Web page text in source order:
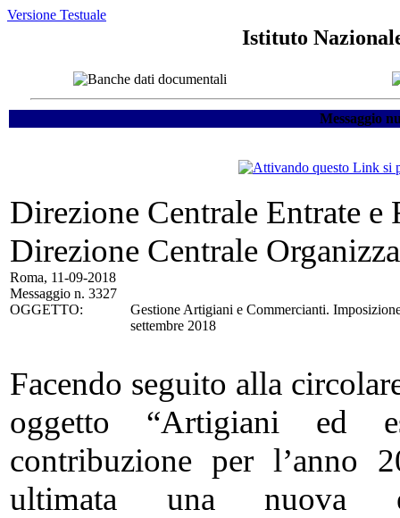
Versione Testuale
Istituto
Messaggio
Direzione Centrale Entrate e
Direzione Centrale
Roma, 11-09-2018
Messaggio n. 3327
OGGETTO:
Gestione Artigiani e Commercianti.
settembre 2018
Facendo seguito alla
oggetto “Artigiani ed
contribuzione per l’anno
ultimata una nuova